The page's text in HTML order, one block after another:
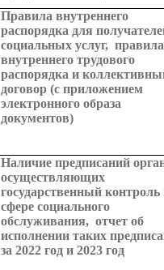
Правила внутреннего
распорядка для
социальных услуг, правила
внутреннего трудового
распорядка и
договор (с приложением
электронного образа
документов)
Наличие предписаний
осуществляющих
государственный контроль
сфере социального
обслуживания, отчет об
исполнении таких
за 2022 год и 2023 год